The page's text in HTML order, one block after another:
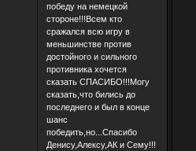
победу на немецкой
стороне!!!Всем кто
сражался всю игру в
меньшинстве против
достойного и сильного
противника хочется
сказать СПАСИБО!!!Могу
сказать,что бились до
последнего и был в конце
шанс
победить,но...Спасибо
Денису,Алексу,АК и Сему!!!